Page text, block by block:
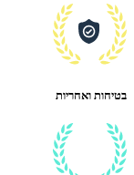
בטיחות ואחריות